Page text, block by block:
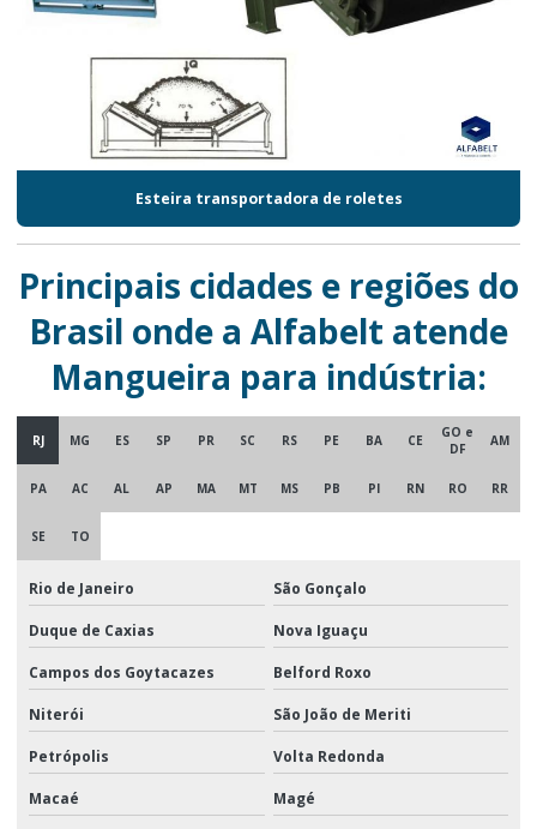
Esteira transportadora de roletes
Principais cidades e regiões do
Brasil onde a Alfabelt atende
Mangueira para indústria:
RJ MG ES SP PR SC RS PE BA CE
GO e
DF
AM
PA AC AL AP MA MT MS PB PI RN RO RR
SE TO
Rio de Janeiro São Gonçalo
Duque de Caxias Nova Iguaçu
Campos dos Goytacazes Belford Roxo
Niterói São João de Meriti
Petrópolis Volta Redonda
Macaé Magé